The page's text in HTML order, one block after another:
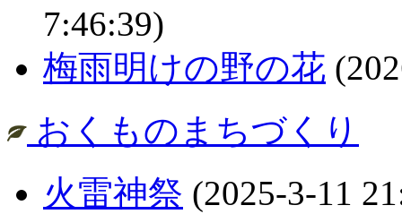
7:46:39)
梅雨明けの野の花
おくものまちづくり
火雷神祭 (2025-3-11